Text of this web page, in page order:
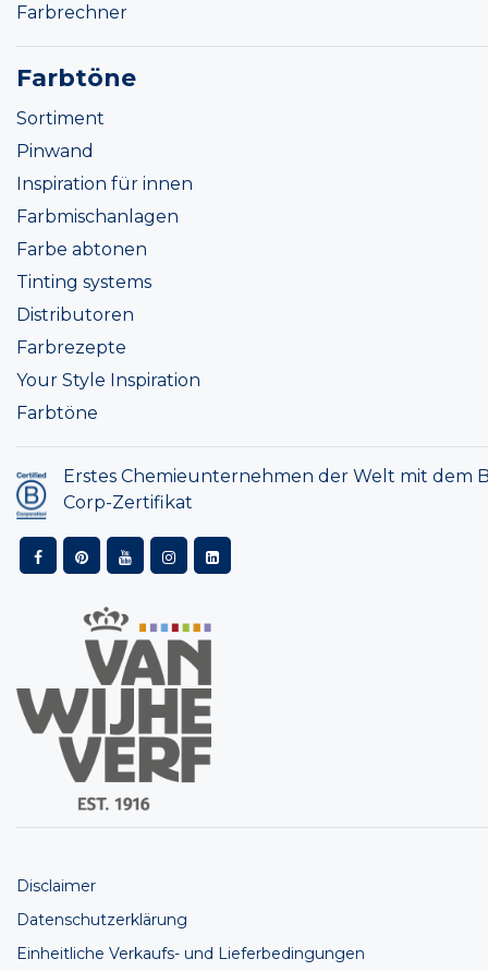
Farbrechner
Farbtöne
Sortiment
Pinwand
Inspiration für innen
Farbmischanlagen
Farbe abtonen
Tinting systems
Distributoren
Farbrezepte
Your Style Inspiration
Farbtöne
Erstes Chemieunternehmen der Welt mit dem
Corp-Zertifikat
Disclaimer
Datenschutzerklärung
Einheitliche Verkaufs- und Lieferbedingungen